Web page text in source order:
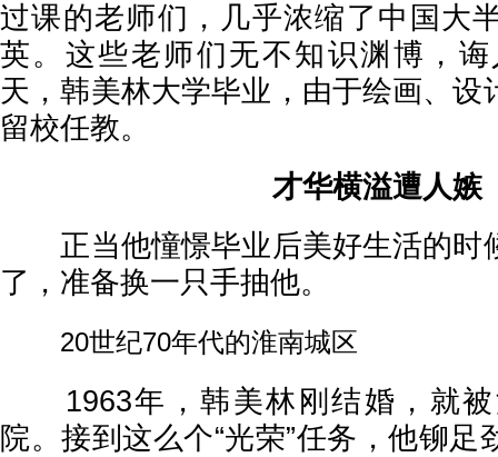
过课的老师们，几乎浓缩了中国大
英。这些老师们无不知识渊博，
天，韩美林大学毕业，由于绘画、设
留校任教。
才华横溢遭人嫉
正当他憧憬毕业后美好生活的时
了，准备换一只手抽他。
20世纪70年代的淮南城区
1963年，韩美林刚结婚，就被
院。接到这么个“光荣”任务，他铆足